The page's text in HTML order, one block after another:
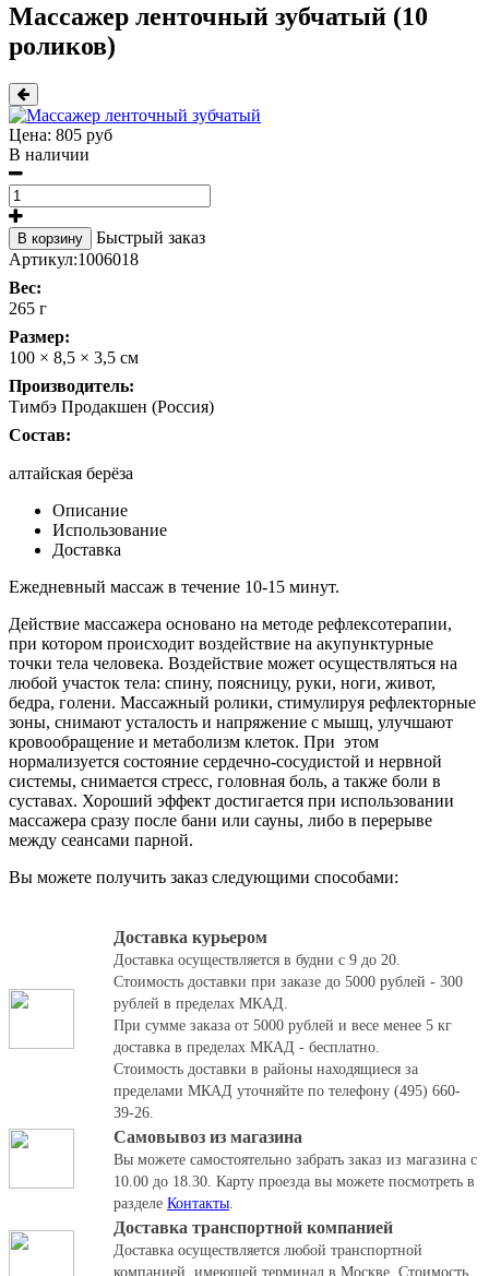
Массажер ленточный зубчатый (10
роликов)
Цена: 805 руб
В наличии
В корзину
Быстрый заказ
Артикул:1006018
Вес:
265 г
Размер:
100 × 8,5 × 3,5 см
Производитель:
Тимбэ Продакшен (Россия)
Состав:
алтайская берёза
Описание
Использование
Доставка
Ежедневный массаж в течение 10-15 минут.
Действие массажера основано на методе рефлексотерапии,
при котором происходит воздействие на акупунктурные
точки тела человека. Воздействие может осуществляться на
любой участок тела: спину, поясницу, руки, ноги, живот,
бедра, голени. Массажный ролики, стимулируя рефлекторные
зоны, снимают усталость и напряжение с мышц, улучшают
кровообращение и метаболизм клеток. При этом
нормализуется состояние сердечно-сосудистой и нервной
системы, снимается стресс, головная боль, а также боли в
суставах. Хороший эффект достигается при использовании
массажера сразу после бани или сауны, либо в перерыве
между сеансами парной.
Вы можете получить заказ следующими способами:
Доставка курьером
Доставка осуществляется в будни с 9 до 20.
Стоимость доставки при заказе до 5000 рублей - 300
рублей в пределах МКАД.
При сумме заказа от 5000 рублей и весе менее 5 кг
доставка в пределах МКАД - бесплатно.
Стоимость доставки в районы находящиеся за
пределами МКАД уточняйте по телефону (495) 660-
39-26.
Самовывоз из магазина
Вы можете самостоятельно забрать заказ из магазина с
10.00 до 18.30. Карту проезда вы можете посмотреть в
разделе Контакты
Доставка транспортной компанией
Доставка осуществляется любой транспортной
компанией, имеющей терминал в Москве. Стоимость